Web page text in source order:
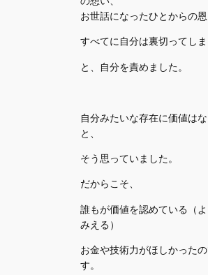
お世話になったひとからの恩
すべてに自分は裏切ってし
と、自分を責めました。
自分みたいな存在に価値は
と、
そう思っていました。
だからこそ、
誰もが価値を認めている（
みえる）
お金や技術力がほしかった
す。